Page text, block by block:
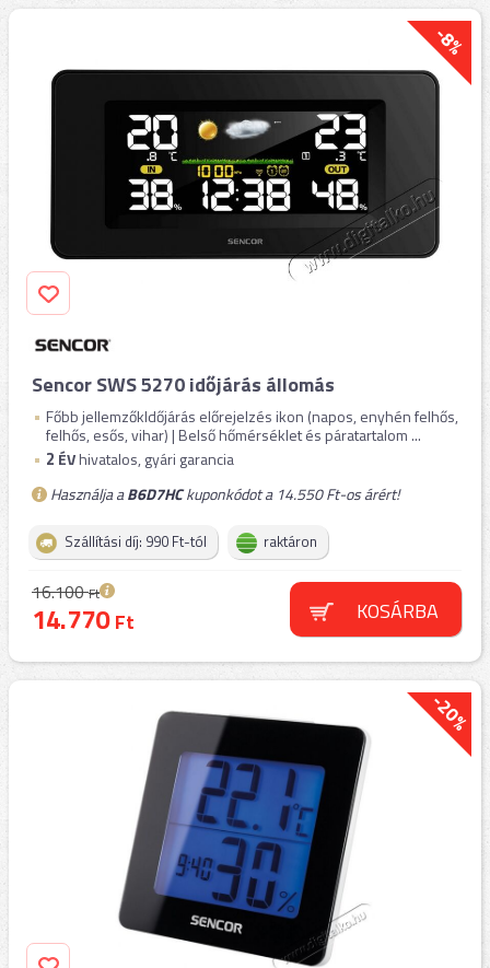
-8%
Sencor SWS 5270 időjárás állomás
Főbb jellemzőkIdőjárás előrejelzés ikon (napos, enyhén felhős,
felhős, esős, vihar) | Belső hőmérséklet és páratartalom ...
2 ÉVhivatalos, gyári garancia
Használja aB6D7HCkuponkódot a 14.550 Ft-os árért!
Szállítási díj: 990 Ft-tól raktáron
16.100Ft
14.770Ft KOSÁRBA
-20%